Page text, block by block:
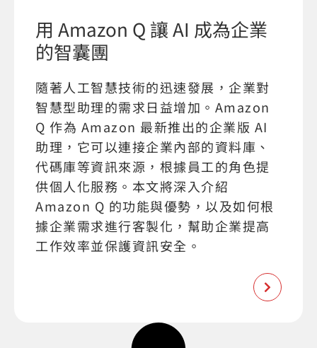
用 Amazon Q 讓 AI 成為企業
的智囊團
隨著人工智慧技術的迅速發展，企業對
智慧型助理的需求日益增加。Amazon
Q 作為 Amazon 最新推出的企業版 AI
助理，它可以連接企業內部的資料庫、
代碼庫等資訊來源，根據員工的角色提
供個人化服務。本文將深入介紹
Amazon Q 的功能與優勢，以及如何根
據企業需求進行客製化，幫助企業提高
工作效率並保護資訊安全。